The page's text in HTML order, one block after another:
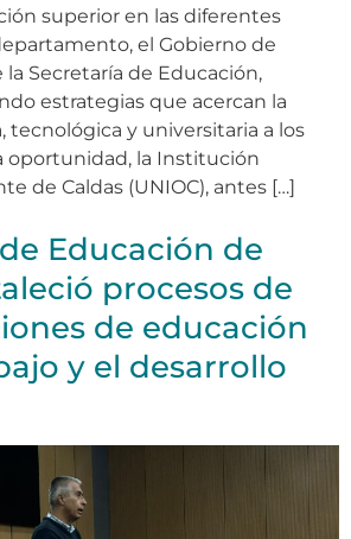
superior en las diferentes
el Gobierno de
la Secretaría de Educación,
estrategias que acercan la
tecnológica y universitaria a los
oportunidad, la Institución
de Caldas (UNIOC), antes […]
Educación de
procesos de
de educación
y el desarrollo